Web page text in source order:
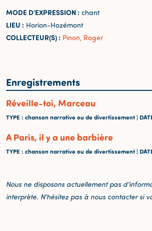
MODE D'EXPRESSION : chant
LIEU : Horion-Hozémont
COLLECTEUR(S) : Pinon, Roger
Enregistrements
Réveille-toi, Marceau
TYPE : chanson narrative ou de divertissement |
A Paris, il y a une barbière
TYPE : chanson narrative ou de divertissement |
Nous ne disposons actuellement pas
interprète. N'hésitez pas à nous contacter si